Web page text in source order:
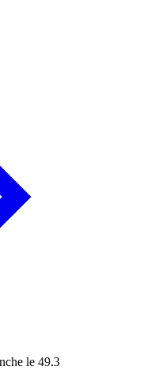
le 49.3